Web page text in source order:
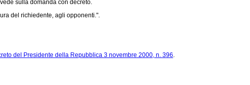
sulla domanda con decreto.
del richiedente, agli opponenti.".
del Presidente della Repubblica 3 novembre 2000, n. 396.